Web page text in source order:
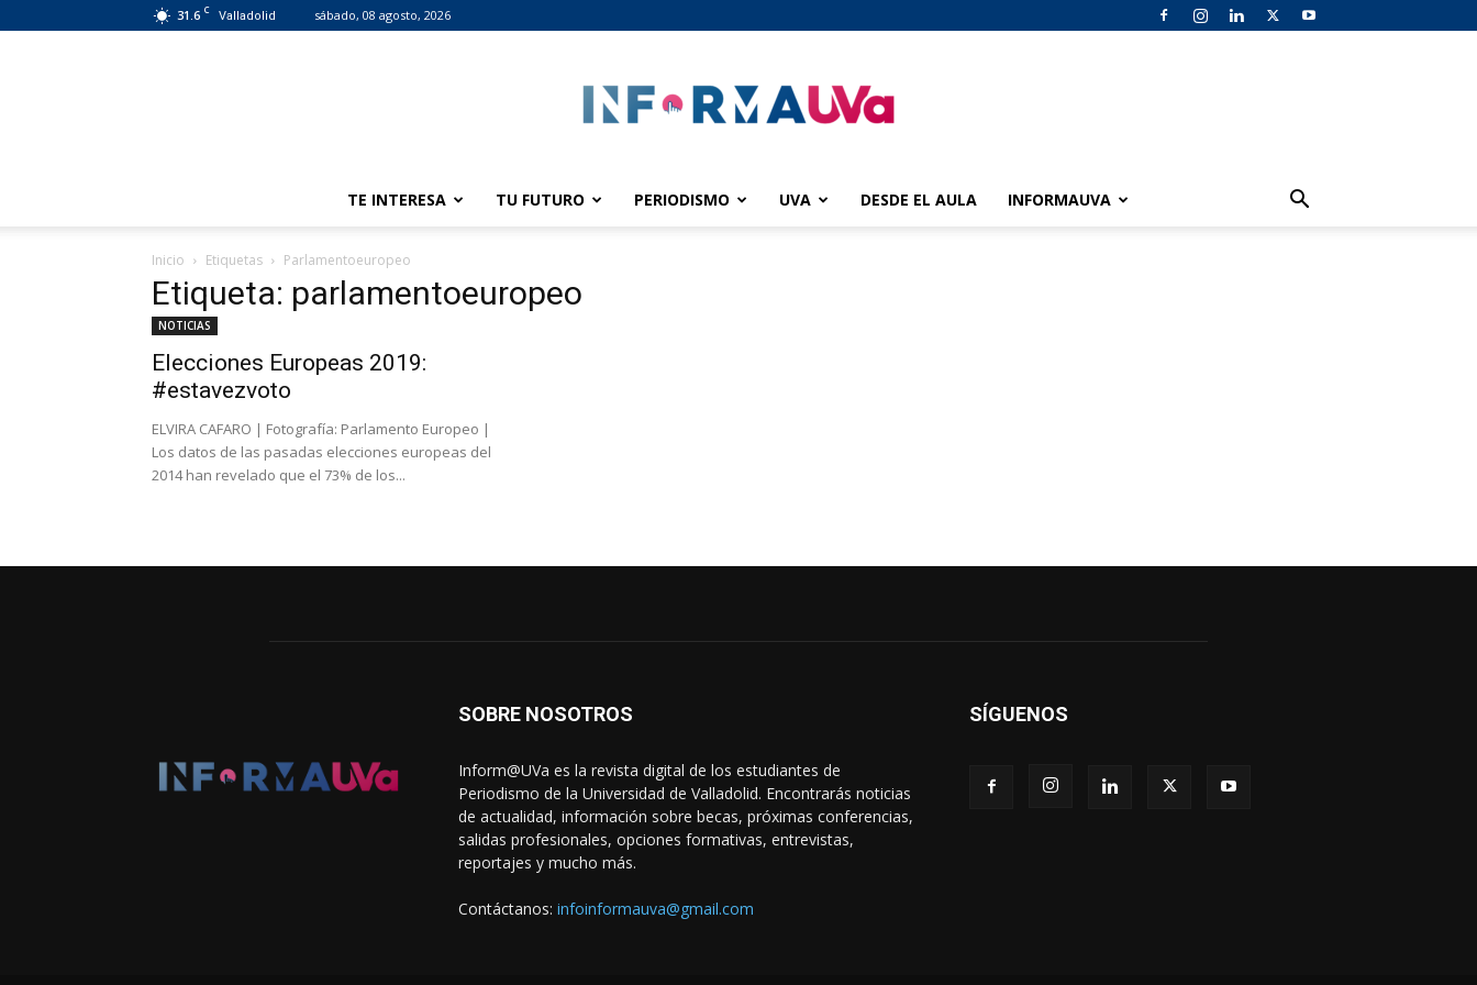
31.6 C Valladolid sábado, 08 agosto, 2026
informaUVA
TE INTERESA TU FUTURO PERIODISMO UVA DESDE EL AULA INFORMAUVA
Inicio Etiquetas Parlamentoeuropeo
Etiqueta: parlamentoeuropeo
NOTICIAS
Elecciones Europeas 2019:
#estavezvoto
ELVIRA CAFARO | Fotografía: Parlamento Europeo |
Los datos de las pasadas elecciones europeas del
2014 han revelado que el 73% de los...
SOBRE NOSOTROS
Inform@UVa es la revista digital de los estudiantes de
Periodismo de la Universidad de Valladolid. Encontrarás noticias
de actualidad, información sobre becas, próximas conferencias,
salidas profesionales, opciones formativas, entrevistas,
reportajes y mucho más.
Contáctanos: infoinformauva@gmail.com
SÍGUENOS